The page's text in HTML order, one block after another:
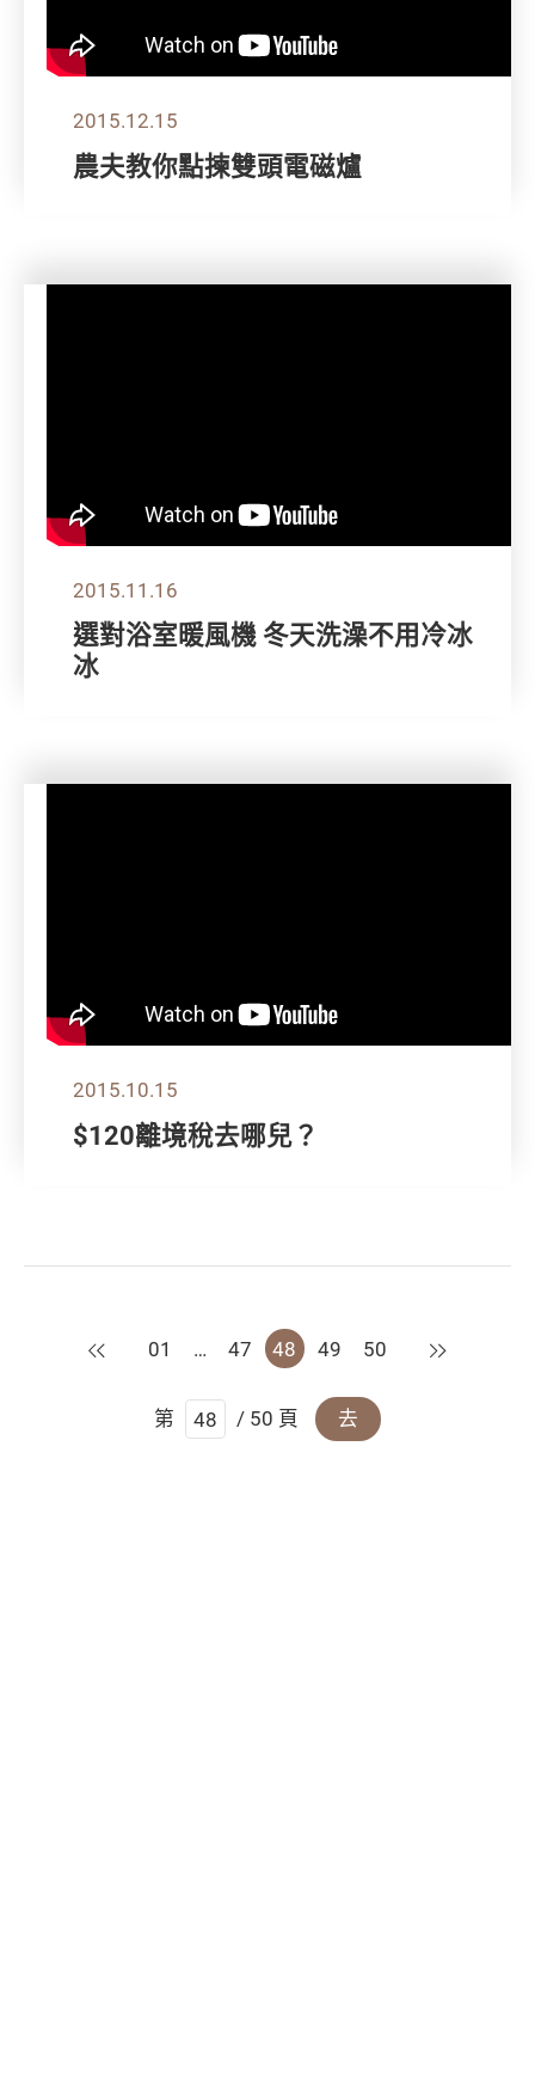
2015.12.15
農夫教你點揀雙頭電磁爐
2015.11.16
選對浴室暖風機 冬天洗澡不用冷冰
冰
2015.10.15
$120離境稅去哪兒？
上一頁
01 … 47 48 49 50 下一頁
第 / 50 頁 去